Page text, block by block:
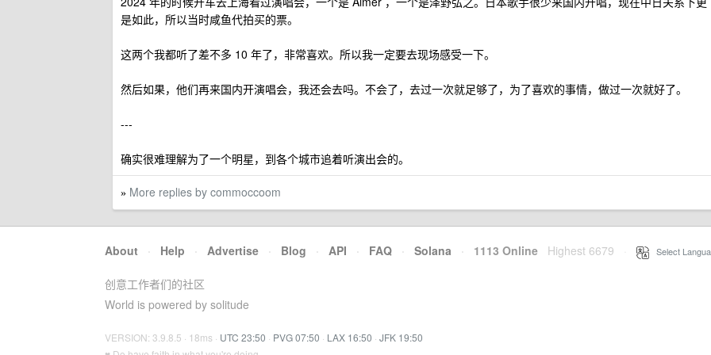
是如此，所以当时咸鱼代拍买的票。
这两个我都听了差不多 10 年了，非常喜欢。所以我一定要去现场感受一下。
然后如果，他们再来国内开演唱会，我还会去吗。不会了，去过一次就足够了，为了喜欢的事情，做过一次就好了。
---
确实很难理解为了一个明星，到各个城市追着听演出会的。
» More replies by commoccoom
About · Help · Advertise · Blog · API · FAQ · Solana · 1113 Online Highest 6679 Select
创意工作者们的社区
World is powered by solitude
VERSION: 3.9.8.5 · 18ms · UTC 23:50 · PVG 07:50 · LAX 16:50 · JFK 19:50